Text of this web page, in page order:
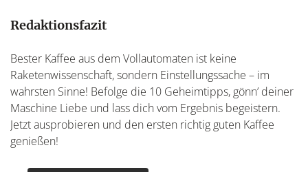
Redaktionsfazit
Bester Kaffee aus dem Vollautomaten ist keine
Raketenwissenschaft, sondern Einstellungssache – im
wahrsten Sinne! Befolge die 10 Geheimtipps, gönn’ deiner
Maschine Liebe und lass dich vom Ergebnis begeistern.
Jetzt ausprobieren und den ersten richtig guten Kaffee
genießen!